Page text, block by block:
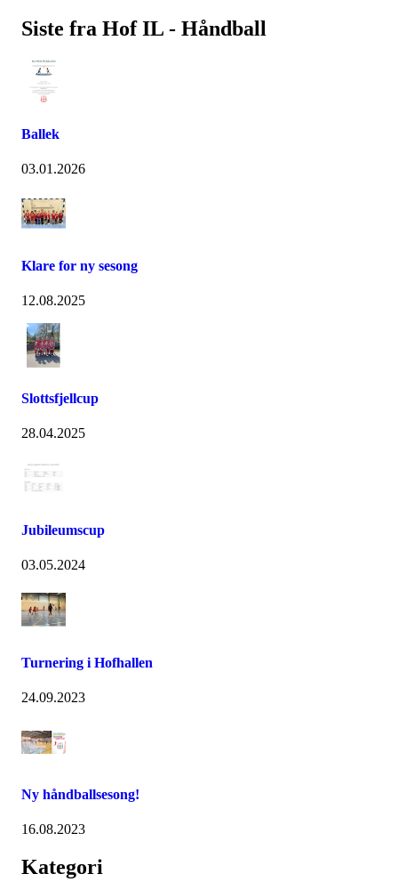
Siste fra Hof IL - Håndball
Ballek
03.01.2026
Klare for ny sesong
12.08.2025
Slottsfjellcup
28.04.2025
Jubileumscup
03.05.2024
Turnering i Hofhallen
24.09.2023
Ny håndballsesong!
16.08.2023
Kategori